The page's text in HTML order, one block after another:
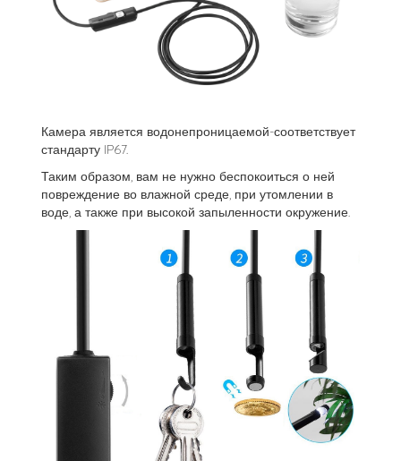
Камера является водонепроницаемой-соответствует
стандарту IP67.
Таким образом, вам не нужно беспокоиться о ней
повреждение во влажной среде, при утомлении в
воде, а также при высокой запыленности окружение.